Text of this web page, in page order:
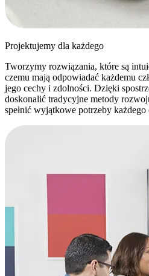
Projektujemy dla każdego
Tworzymy rozwiązania, które są
czemu mają odpowiadać każdemu
jego cechy i zdolności. Dzięki
doskonalić tradycyjne metody
spełnić wyjątkowe potrzeby każdego